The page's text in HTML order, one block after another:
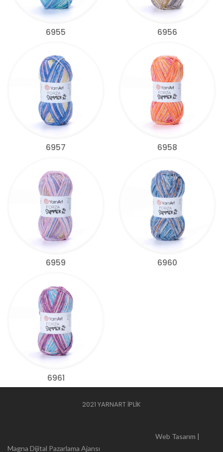
6955 6956
6957 6958
6959 6960
6961
2021 YARNART İPLİK
Web Tasarım |
Magna Dijital Pazarlama Ajansı